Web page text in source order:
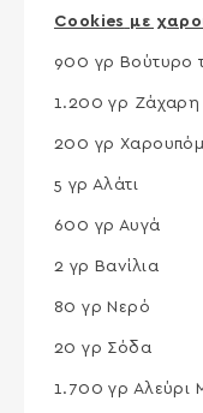
Cookies με
900 γρ Βούτυρο
1.200 γρ Ζάχαρη
200 γρ
5 γρ Αλάτι
600 γρ Αυγά
2 γρ Βανίλια
80 γρ Νερό
20 γρ Σόδα
1.700 γρ Αλεύρι